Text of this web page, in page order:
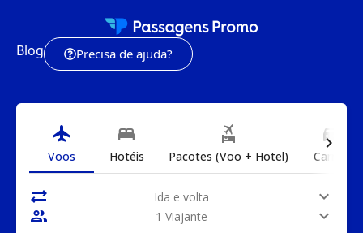
Blog Precisa de ajuda?
flight
Voos
bed
Hotéis
flights_and_hotels
Pacotes (Voo + Hotel)
directions_car
Carros
sync_alt Ida e volta
expand_more
people
1 Viajante expand_more
chevron_right